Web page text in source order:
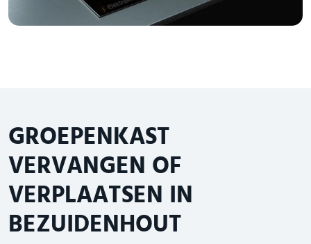
GROEPENKAST
VERVANGEN OF
VERPLAATSEN IN
BEZUIDENHOUT